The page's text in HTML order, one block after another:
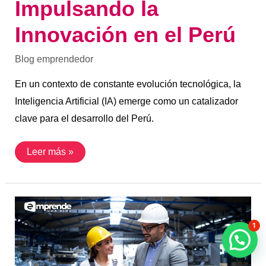
Impulsando la
Innovación en el Perú
Blog emprendedor
En un contexto de constante evolución tecnológica, la
Inteligencia Artificial (IA) emerge como un catalizador
clave para el desarrollo del Perú.
Leer más »
La
Ingeniería
Industrial
y
el
desarrollo
de
1